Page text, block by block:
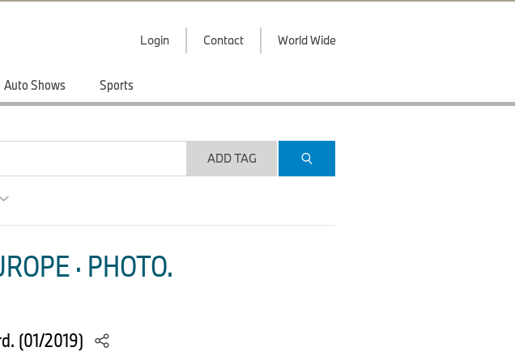
Login Contact World Wide
Auto Shows Sports
ADD TAG
· PHOTO.
(01/2019)